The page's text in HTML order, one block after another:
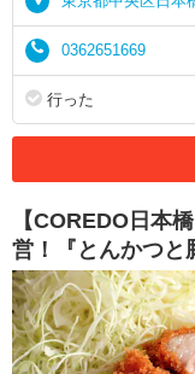
0362651669
行った
【COREDO日本
営！『とんかつと